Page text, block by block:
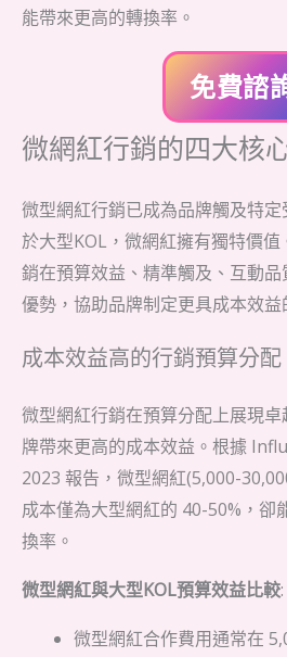
能帶來更高的轉換率。
免費諮
微網紅行銷的四大核
微型網紅行銷已成為品牌觸及特
於大型KOL，微網紅擁有獨特價
銷在預算效益、精準觸及、互動
優勢，協助品牌制定更具成本效益
成本效益高的行銷預算分配
微型網紅行銷在預算分配上展現
牌帶來更高的成本效益。根據
2023 報告，微型網紅(5,000-
成本僅為大型網紅的 40-50%，卻
換率。
微型網紅與大型KOL預算效益比較:
微型網紅合作費用通常在